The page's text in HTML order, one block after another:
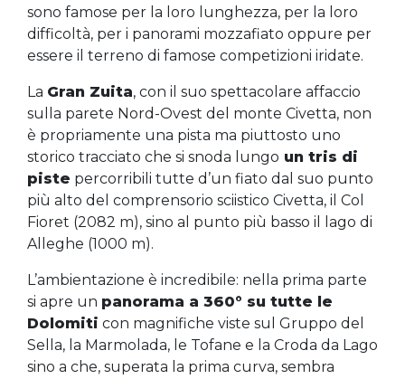
sono famose per la loro lunghezza, per la loro
difficoltà, per i panorami mozzafiato oppure per
essere il terreno di famose competizioni iridate.
La Gran Zuita, con il suo spettacolare affaccio
sulla parete Nord-Ovest del monte Civetta, non
è propriamente una pista ma piuttosto uno
storico tracciato che si snoda lungo un tris di
piste percorribili tutte d’un fiato dal suo punto
più alto del comprensorio sciistico Civetta, il Col
Fioret (2082 m), sino al punto più basso il lago di
Alleghe (1000 m).
L’ambientazione è incredibile: nella prima parte
si apre un panorama a 360° su tutte le
Dolomiti con magnifiche viste sul Gruppo del
Sella, la Marmolada, le Tofane e la Croda da Lago
sino a che, superata la prima curva, sembra